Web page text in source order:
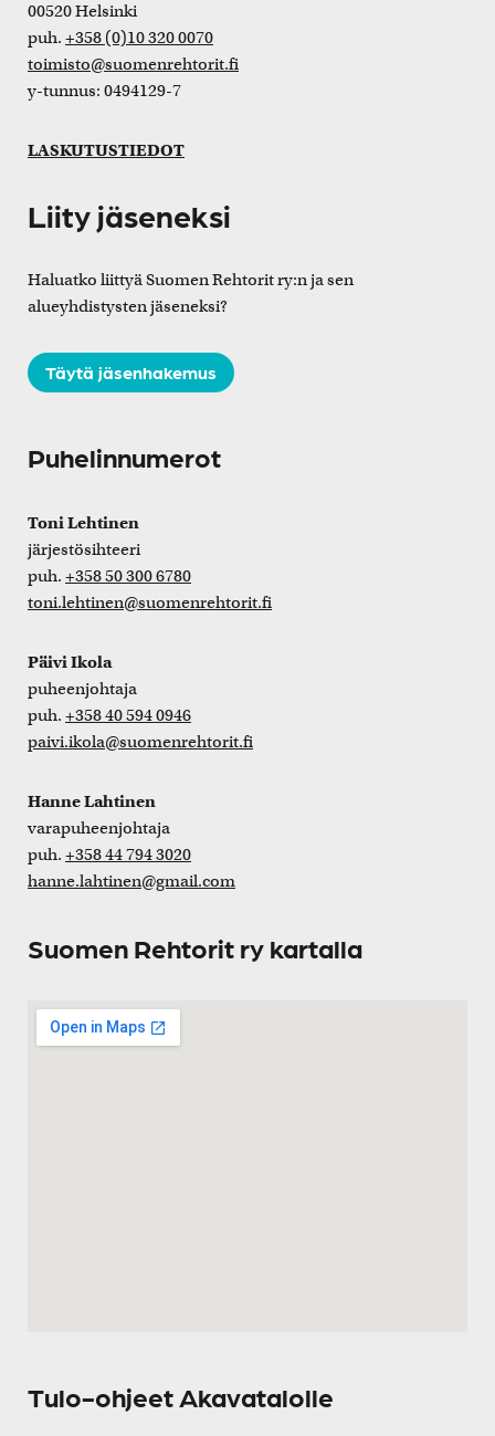
00520 Helsinki
puh. +358 (0)10 320 0070
toimisto@suomenrehtorit.fi
y-tunnus: 0494129-7
LASKUTUSTIEDOT
Liity jäseneksi
Haluatko liittyä Suomen Rehtorit ry:n ja sen
alueyhdistysten jäseneksi?
Täytä jäsenhakemus
Puhelinnumerot
Toni Lehtinen
järjestösihteeri
puh. +358 50 300 6780
toni.lehtinen@suomenrehtorit.fi
Päivi Ikola
puheenjohtaja
puh. +358 40 594 0946
paivi.ikola@suomenrehtorit.fi
Hanne Lahtinen
varapuheenjohtaja
puh. +358 44 794 3020
hanne.lahtinen@gmail.com
Suomen Rehtorit ry kartalla
Tulo-ohjeet Akavatalolle